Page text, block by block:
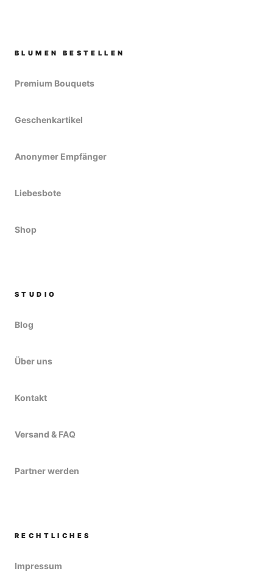
BLUMEN BESTELLEN
Premium Bouquets
Geschenkartikel
Anonymer Empfänger
Liebesbote
Shop
STUDIO
Blog
Über uns
Kontakt
Versand & FAQ
Partner werden
RECHTLICHES
Impressum